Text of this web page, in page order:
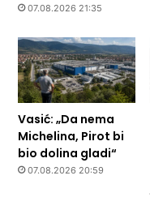
07.08.2026 21:35
Vasić: „Da nema
Michelina, Pirot bi
bio dolina gladi“
07.08.2026 20:59